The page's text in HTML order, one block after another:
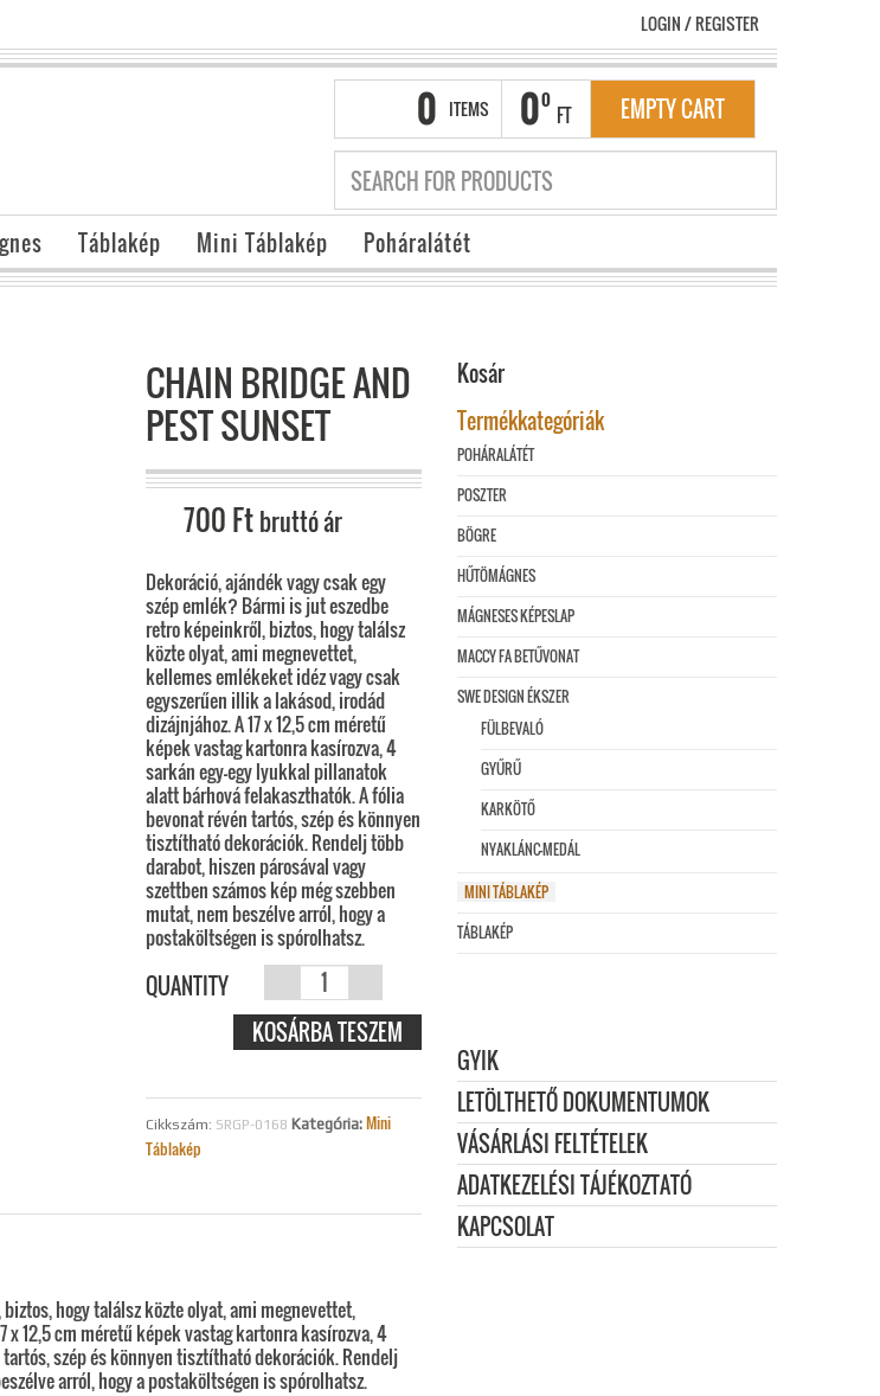
LOGIN/REGISTER
0 ITEMS 00
FT EMPTY CART
Táblakép Mini Táblakép Poháralátét
CHAIN BRIDGE AND
PEST SUNSET
700Ft bruttó ár
Dekoráció, ajándék vagy csak egy
szép emlék? Bármi is jut eszedbe
retro képeinkről, biztos, hogy találsz
közte olyat, ami megnevettet,
kellemes emlékeket idéz vagy csak
egyszerűen illik a lakásod, irodád
dizájnjához. A 17 x 12,5 cm méretű
képek vastag kartonra kasírozva, 4
sarkán egy-egy lyukkal pillanatok
alatt bárhová felakaszthatók. A fólia
bevonat révén tartós, szép és könnyen
tisztítható dekorációk. Rendelj több
darabot, hiszen párosával vagy
szettben számos kép még szebben
mutat, nem beszélve arról, hogy a
postaköltségen is spórolhatsz.
QUANTITY
BRIDGE AND
MENNYISÉG
KOSÁRBA TESZEM
Cikkszám: SRGP-0168 Kategória: Mini
Táblakép
hogy találsz közte olyat, ami megnevettet,
12,5 cm méretű képek vastag kartonra kasírozva, 4
szép és könnyen tisztítható dekorációk. Rendelj
arról, hogy a postaköltségen is spórolhatsz.
Kosár
Termékkategóriák
POHÁRALÁTÉT
POSZTER
BÖGRE
HŰTÖMÁGNES
MÁGNESES KÉPESLAP
MACCY FA BETŰVONAT
SWE DESIGN ÉKSZER
FÜLBEVALÓ
GYŰRŰ
KARKÖTŐ
NYAKLÁNC-MEDÁL
MINI TÁBLAKÉP
TÁBLAKÉP
GYIK
LETÖLTHETŐ DOKUMENTUMOK
VÁSÁRLÁSI FELTÉTELEK
ADATKEZELÉSI TÁJÉKOZTATÓ
KAPCSOLAT